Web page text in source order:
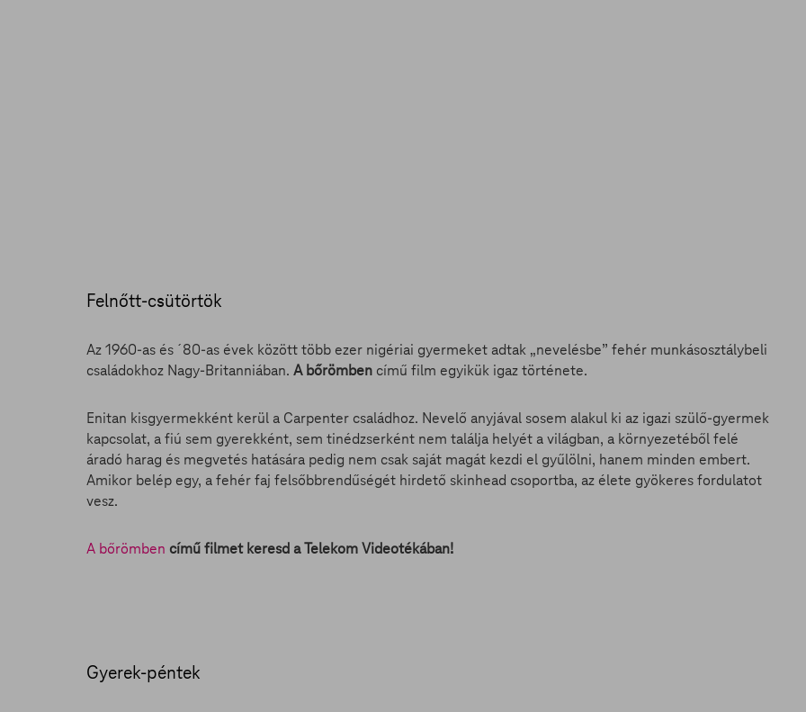
Felnőtt-csütörtök
Az 1960-as és ´80-as évek között több ezer nigériai gyermeket adtak „nevelésbe” fehér munkásosztálybeli
családokhoz Nagy-Britanniában. A bőrömben című film egyikük igaz története.
Enitan kisgyermekként kerül a Carpenter családhoz. Nevelő anyjával sosem alakul ki az igazi szülő-gyermek
kapcsolat, a fiú sem gyerekként, sem tinédzserként nem találja helyét a világban, a környezetéből felé
áradó harag és megvetés hatására pedig nem csak saját magát kezdi el gyűlölni, hanem minden embert.
Amikor belép egy, a fehér faj felsőbbrendűségét hirdető skinhead csoportba, az élete gyökeres fordulatot
vesz.
A bőrömben című filmet keresd a Telekom Videotékában!
Gyerek-péntek